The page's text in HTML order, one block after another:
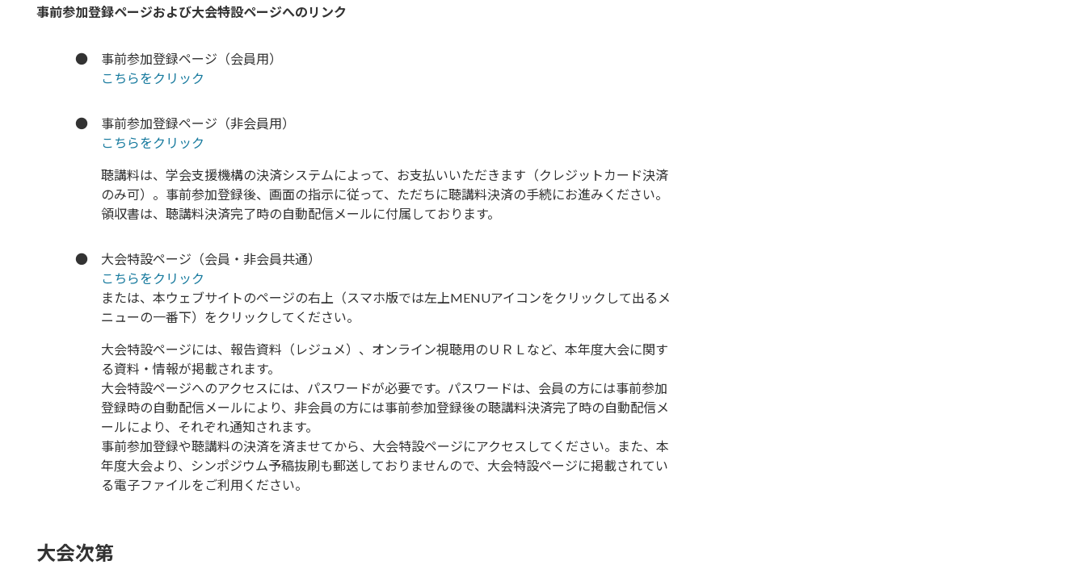
事前参加登録ページおよび大会特設ページへのリンク
●
事前参加登録ページ（会員用）
こちらをクリック
●
事前参加登録ページ（非会員用）
こちらをクリック
聴講料は、学会支援機構の決済システムによって、お支払いいただきます（クレジットカード決済
のみ可）。事前参加登録後、画面の指示に従って、ただちに聴講料決済の手続にお進みください。
領収書は、聴講料決済完了時の自動配信メールに付属しております。
●
大会特設ページ（会員・非会員共通）
こちらをクリック
または、本ウェブサイトのページの右上（スマホ版では左上MENUアイコンをクリックして出るメ
ニューの一番下）をクリックしてください。
大会特設ページには、報告資料（レジュメ）、オンライン視聴用のＵＲＬなど、本年度大会に関す
る資料・情報が掲載されます。
大会特設ページへのアクセスには、パスワードが必要です。パスワードは、会員の方には事前参加
登録時の自動配信メールにより、非会員の方には事前参加登録後の聴講料決済完了時の自動配信メ
ールにより、それぞれ通知されます。
事前参加登録や聴講料の決済を済ませてから、大会特設ページにアクセスしてください。また、本
年度大会より、シンポジウム予稿抜刷も郵送しておりませんので、大会特設ページに掲載されてい
る電子ファイルをご利用ください。
大会次第